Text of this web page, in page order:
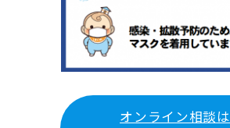
オンライン相談は